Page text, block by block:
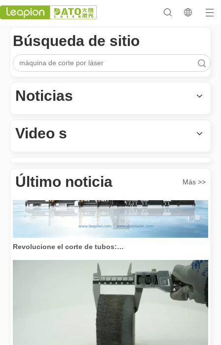
Búsqueda de sitio
Noticias
Video s
Último noticia Más >>
Las versátiles Aplicacion S y las características sobresalientes